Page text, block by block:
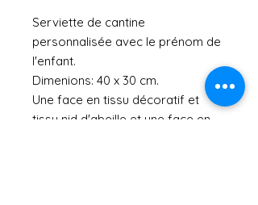
Serviette de cantine
personnalisée avec le prénom de
l'enfant.
Dimenions: 40 x 30 cm.
Une face en tissu décoratif et
tissu nid d'abeille et une face en